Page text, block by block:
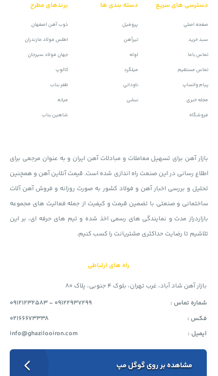
دسترسی های سریع
صفحه اصلی
سبد خرید
تماس باما
تماس مستقیم
پیام واتساپ
مجله خبری
فروشگاه
دسته بندی ها
پروفیل
تیرآهن
لوله
میلگرد
ناودانی
نبشی
برندهای مطرح
ذوب آهن اصفهان
اطلس فولاد مازندران
جهان فولاد سیرجان
کالوپ
ظفر بناب
میانه
شاهین بناب
بازار آهن برای تسهیل معاملات و مبادلات آهن ایران و به عنوان مرجعی برای
اطلاع رسانی در این صنعت راه اندازی شده است. قیمت آنلاین آهن و همچنین
تحلیل و بررسی اخبار آهن و فولاد کشور به صورت روزانه و فروش آهن آلات
ساختمانی و صنعتی با تضمین قیمت و کیفیت از جمله فعالیت های مجموعه
بازاردراز مدت و نمایندگی های رسمی اخذ شده و تیم های حرفه ای، بر این
تلاشیم تا رضایت حداکثری مشتریانت را کسب کنیم.
راه های ارتباطی
بازار آهن شاد آباد، غرب تهران، بلوک 4 جنوبی، پلاک 80
شماره تماس :
09121232583 - 09122937299
فکس :
02166673338
ایمیل :
info@ghazilooiron.com
مشاهده بر روی گوگل مپ